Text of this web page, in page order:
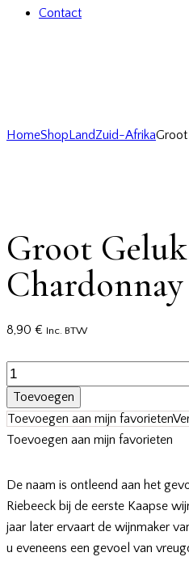
Contact
HomeShopLandZuid-AfrikaGroot
Groot
Chardonnay
8,90 € Inc. BTW
Groot
Geluk,
Premium
Chardonnay
Toevoegen
Toevoegen aan mijn favorieten
Toevoegen aan mijn favorieten
De naam is ontleend aan het
Riebeeck bij de eerste Kaapse
jaar later ervaart de wijnmaker
u eveneens een gevoel van